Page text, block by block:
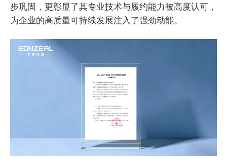
步巩固，更彰显了其专业技术与履约能力被高度认可，
为企业的高质量可持续发展注入了强劲动能。